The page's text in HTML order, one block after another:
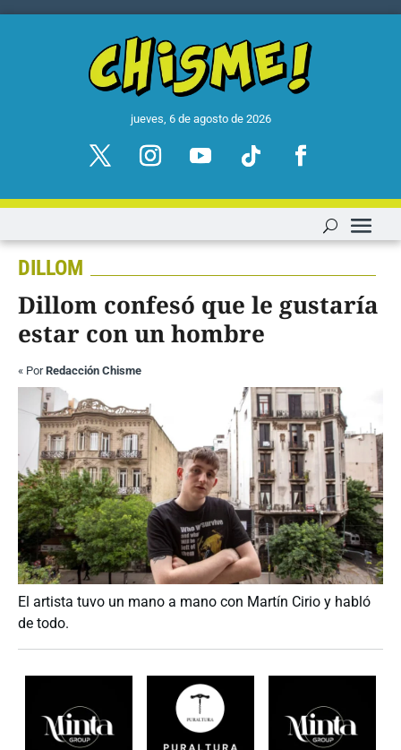
jueves, 6 de agosto de 2026
DILLOM
Dillom confesó que le gustaría
estar con un hombre
« PorRedacción Chisme
El artista tuvo un mano a mano con Martín Cirio y habló
de todo.